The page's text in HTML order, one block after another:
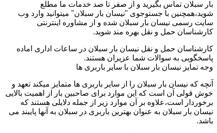
بار سبلان تماس بگیرید و از صفر تا صد خدمات ما مطلع
شوید،همچنین با جستوجوی "نیسان بار سبلان" میتوانید وارد وب
سایت رسمی نیسان بار سبلان شده و از مشاوره اینترنتی
کارشناسان حمل و نقل بهره مند شوید.
کارشناسان حمل و نقل نیسان بار سبلان در ساعات اداری اماده
پاسخگویی به سوالات شما عزیران هستند.
وجه تمایز نیسان بار سبلان با سایر باربری ها
آنچه که نیسان بار سبلان را از سایر باربری ها متمایز میکند تعهد و
خوش قولی آن است که این موارد برای صاحبین بار از اهمیت بالایی
برخوردار است،علاوه بر آن موارد زیر از جمله دلایلی هستند که
نیسان بار سبلان به عنوان بهترین باربری در سبلان به آنها پایبند می
باشد.